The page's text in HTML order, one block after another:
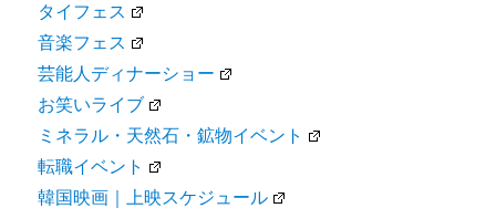
タイフェス
音楽フェス
芸能人ディナーショー
お笑いライブ
ミネラル・天然石・鉱物イベント
転職イベント
韓国映画｜上映スケジュール